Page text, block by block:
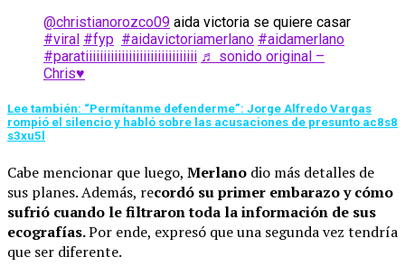
@christianorozco09 aida victoria se quiere casar
#viral #fyp #aidavictoriamerlano #aidamerlano
#paratiiiiiiiiiiiiiiiiiiiiiiiiiiiiiii ♬ sonido original –
Chris♥️
Lee también: “Permítanme defenderme”: Jorge Alfredo Vargas
rompió el silencio y habló sobre las acusaciones de presunto ac8s8
s3xu5l
Cabe mencionar que luego, Merlano dio más detalles de
sus planes. Además, recordó su primer embarazo y cómo
sufrió cuando le filtraron toda la información de sus
ecografías.Por ende, expresó que una segunda vez tendría
que ser diferente.